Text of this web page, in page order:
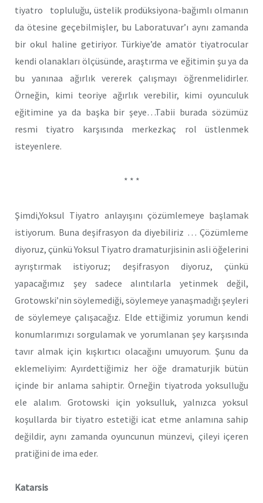
tiyatro topluluğu, üstelik prodüksiyona-bağımlı olmanın
da ötesine geçebilmişler, bu Laboratuvar’ı aynı zamanda
bir okul haline getiriyor. Türkiye’de amatör tiyatrocular
kendi olanakları ölçüsünde, araştırma ve eğitimin şu ya da
bu yanınaa ağırlık vererek çalışmayı öğrenmelidirler.
Örneğin, kimi teoriye ağırlık verebilir, kimi oyunculuk
eğitimine ya da başka bir şeye…Tabii burada sözümüz
resmi tiyatro karşısında merkezkaç rol üstlenmek
isteyenlere.
* * *
Şimdi,Yoksul Tiyatro anlayışını çözümlemeye başlamak
istiyorum. Buna deşifrasyon da diyebiliriz … Çözümleme
diyoruz, çünkü Yoksul Tiyatro dramaturjisinin asli öğelerini
ayrıştırmak istiyoruz; deşifrasyon diyoruz, çünkü
yapacağımız şey sadece alıntılarla yetinmek değil,
Grotowski’nin söylemediği, söylemeye yanaşmadığı şeyleri
de söylemeye çalışacağız. Elde ettiğimiz yorumun kendi
konumlarımızı sorgulamak ve yorumlanan şey karşısında
tavır almak için kışkırtıcı olacağını umuyorum. Şunu da
eklemeliyim: Ayırdettiğimiz her öğe dramaturjik bütün
içinde bir anlama sahiptir. Örneğin tiyatroda yoksulluğu
ele alalım. Grotowski için yoksulluk, yalnızca yoksul
koşullarda bir tiyatro estetiği icat etme anlamına sahip
değildir, aynı zamanda oyuncunun münzevi, çileyi içeren
pratiğini de ima eder.
Katarsis